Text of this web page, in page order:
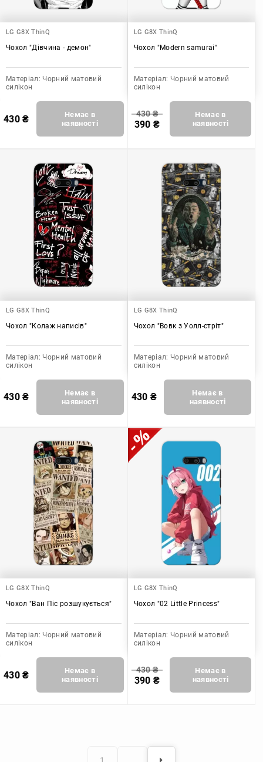
LG G8X ThinQ
Чохол "Дівчина - демон"
Матеріал: Чорний матовий
силікон
430₴
Немає в
наявності
LG G8X ThinQ
Чохол "Modern samurai"
Матеріал: Чорний матовий
силікон
430₴
390 ₴
Немає в
наявності
LG G8X ThinQ
Чохол "Колаж написів"
Матеріал: Чорний матовий
силікон
430₴
Немає в
наявності
LG G8X ThinQ
Чохол "Вовк з Уолл-стріт"
Матеріал: Чорний матовий
силікон
430 ₴
Немає в
наявності
LG G8X ThinQ
Чохол "Ван Піс розшукується"
Матеріал: Чорний матовий
силікон
430₴
Немає в
наявності
LG G8X ThinQ
Чохол "02 Little Princess"
Матеріал: Чорний матовий
силікон
430₴
390 ₴
Немає в
наявності